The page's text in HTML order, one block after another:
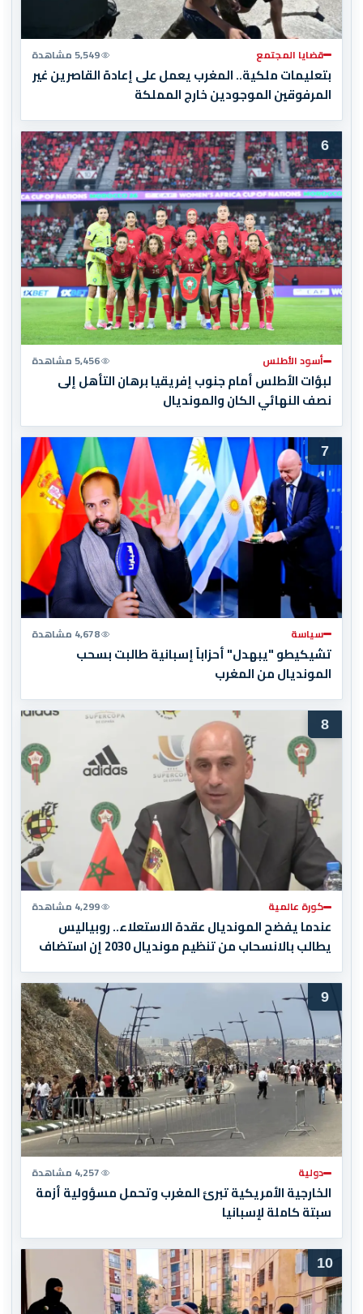
قضايا المجتمع 5,549 مشاهدة
بتعليمات ملكية.. المغرب يعمل على إعادة القاصرين غير
المرفوقين الموجودين خارج المملكة
6
أسود الأطلس 5,456 مشاهدة
لبؤات الأطلس أمام جنوب إفريقيا برهان التأهل إلى
نصف النهائي الكان والمونديال
7
سياسة 4,678 مشاهدة
تشيكيطو "يبهدل" أحزاباً إسبانية طالبت بسحب
المونديال من المغرب
8
كورة عالمية 4,299 مشاهدة
عندما يفضح المونديال عقدة الاستعلاء.. روبياليس
يطالب بالانسحاب من تنظيم مونديال 2030 إن استضاف
المغرب المباراة النهائية!
9
دولية 4,257 مشاهدة
الخارجية الأمريكية تبرئ المغرب وتحمل مسؤولية أزمة
سبتة كاملة لإسبانيا
10